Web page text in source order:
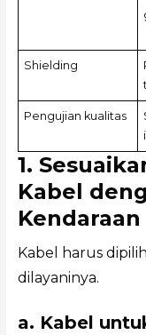
Shielding
Pengujian kualitas
1.
Kabel
Kendaraan
Kabel harus
dilayaninya.
a. Kabel